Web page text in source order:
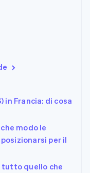
in Francia: di cosa
modo le
per il
quello che